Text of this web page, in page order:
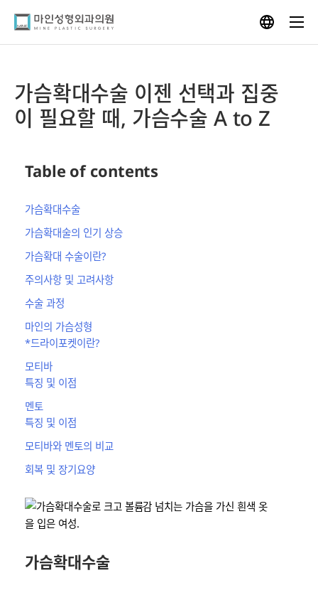
content
가슴확대수술 이젠 선택과 집중
이 필요할 때, 가슴수술 A to Z
Table of contents
가슴확대수술
가슴확대술의 인기 상승
가슴확대 수술이란?
주의사항 및 고려사항
수술 과정
마인의 가슴성형
*드라이포켓이란?
모티바
특징 및 이점
멘토
특징 및 이점
모티바와 멘토의 비교
회복 및 장기요양
가슴확대수술